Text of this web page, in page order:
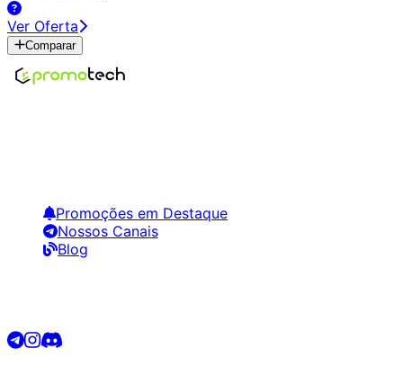
Ver Oferta
Comparar
Promoções em Destaque
Nossos Canais
Blog